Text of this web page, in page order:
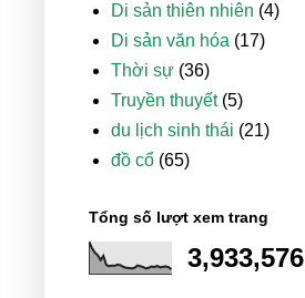
Di sản thiên nhiên (4)
Di sản văn hóa (17)
Thời sự (36)
Truyền thuyết (5)
du lịch sinh thái (21)
đồ cổ (65)
Tổng số lượt xem trang
3,933,576